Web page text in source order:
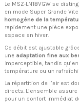
Le MSZ-LN18VGW se
en mode Super Grande
homogène de la
rapidement une pièce
espace en hiver.
Ce débit est ajustable
une adaptation fine aux
imperceptible, tandis
température ou un
La répartition de l’air est
directs. L’ensemble assure
pour un confort immédiat